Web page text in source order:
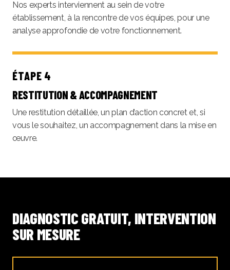
Nos experts interviennent au sein de votre
établissement, à la rencontre de vos équipes, pour une
analyse approfondie de votre fonctionnement.
ÉTAPE 4
RESTITUTION & ACCOMPAGNEMENT
Une restitution détaillée, un plan d’action concret et, si
vous le souhaitez, un accompagnement dans la mise en
œuvre.
DIAGNOSTIC GRATUIT, INTERVENTION
SUR MESURE